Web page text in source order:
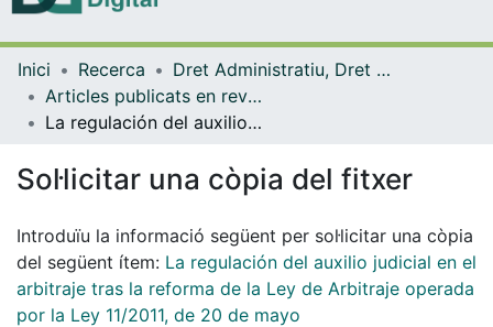
Navega per tot el DD
Com publicar
Inici Recerca
Dret Administratiu, Dret Processal i Dret Financer i Tributari
Articles publicats en revistes (Dret Administratiu, Dret Processal i Dret Financer i Tributari)
La regulación del auxilio judicial en el arbitraje tras la reforma de la Ley de Arbitraje operada por la Ley 11/2011, de 20 de mayo
Sol·licitar una còpia del fitxer
Introduïu la informació següent per sol·licitar una còpia
del següent ítem: La regulación del auxilio judicial en el
arbitraje tras la reforma de la Ley de Arbitraje operada
por la Ley 11/2011, de 20 de mayo